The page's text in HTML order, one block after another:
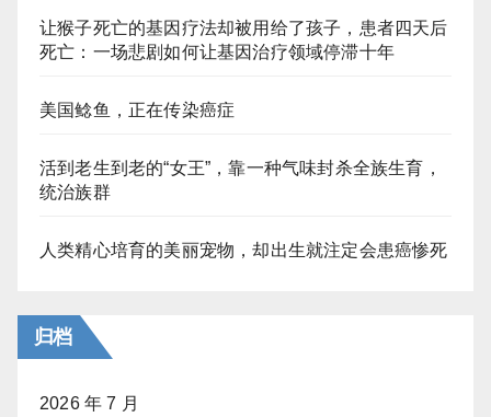
让猴子死亡的基因疗法却被用给了孩子，患者四天后
死亡：一场悲剧如何让基因治疗领域停滞十年
美国鲶鱼，正在传染癌症
活到老生到老的“女王”，靠一种气味封杀全族生育，
统治族群
人类精心培育的美丽宠物，却出生就注定会患癌惨死
归档
2026 年 7 月